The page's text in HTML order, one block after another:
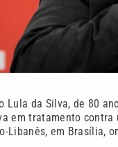
Lula da Silva, de 80
em tratamento
Libanês, em Brasília,